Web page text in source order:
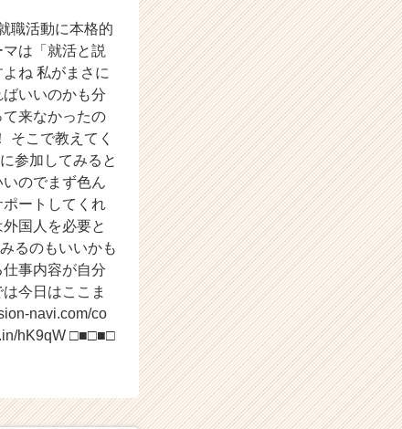
職活動に本格的
は「就活と説
ね 私がまさに
いいのかも分
来なかったの
そこで教えてく
参加してみると
のでまず色ん
ートしてくれ
国人を必要と
るのもいいかも
事内容が自分
今日はここま
navi.com/co
hK9qW □■□■□